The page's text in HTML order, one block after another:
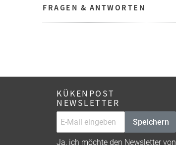
FRAGEN & ANTWORTEN
KÜKENPOST
NEWSLETTER
Speichern
Ja, ich möchte den Newsletter von